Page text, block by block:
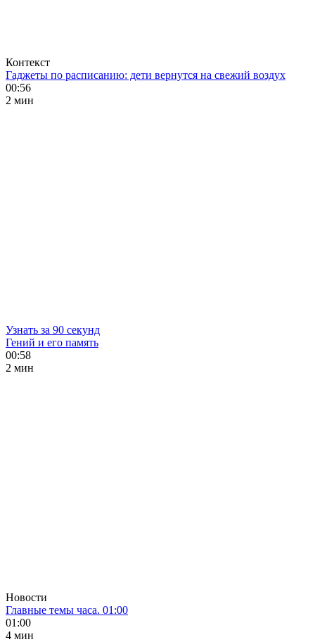
Контекст
Гаджеты по расписанию: дети вернутся на свежий воздух
00:56
2 мин
Узнать за 90 секунд
Гений и его память
00:58
2 мин
Новости
Главные темы часа. 01:00
01:00
4 мин